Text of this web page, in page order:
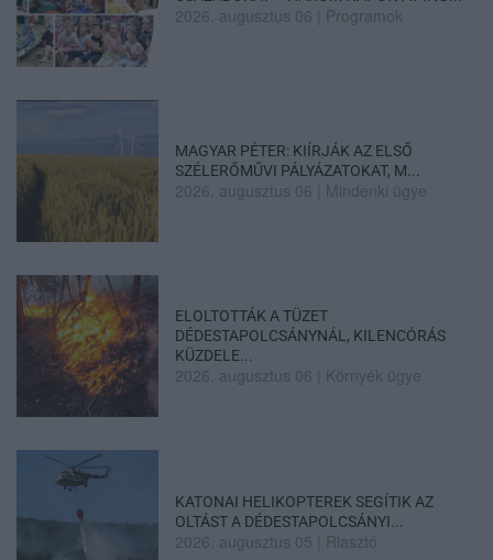
2026. augusztus 06 Programok
MAGYAR PÉTER: KIÍRJÁK AZ ELSŐ
SZÉLERŐMŰVI PÁLYÁZATOKAT, M...
2026. augusztus 06 Mindenki ügye
ELOLTOTTÁK A TÜZET
DÉDESTAPOLCSÁNYNÁL, KILENCÓRÁS
KÜZDELE...
2026. augusztus 06 Környék ügye
KATONAI HELIKOPTEREK SEGÍTIK AZ
OLTÁST A DÉDESTAPOLCSÁNYI...
2026. augusztus 05 Riasztó